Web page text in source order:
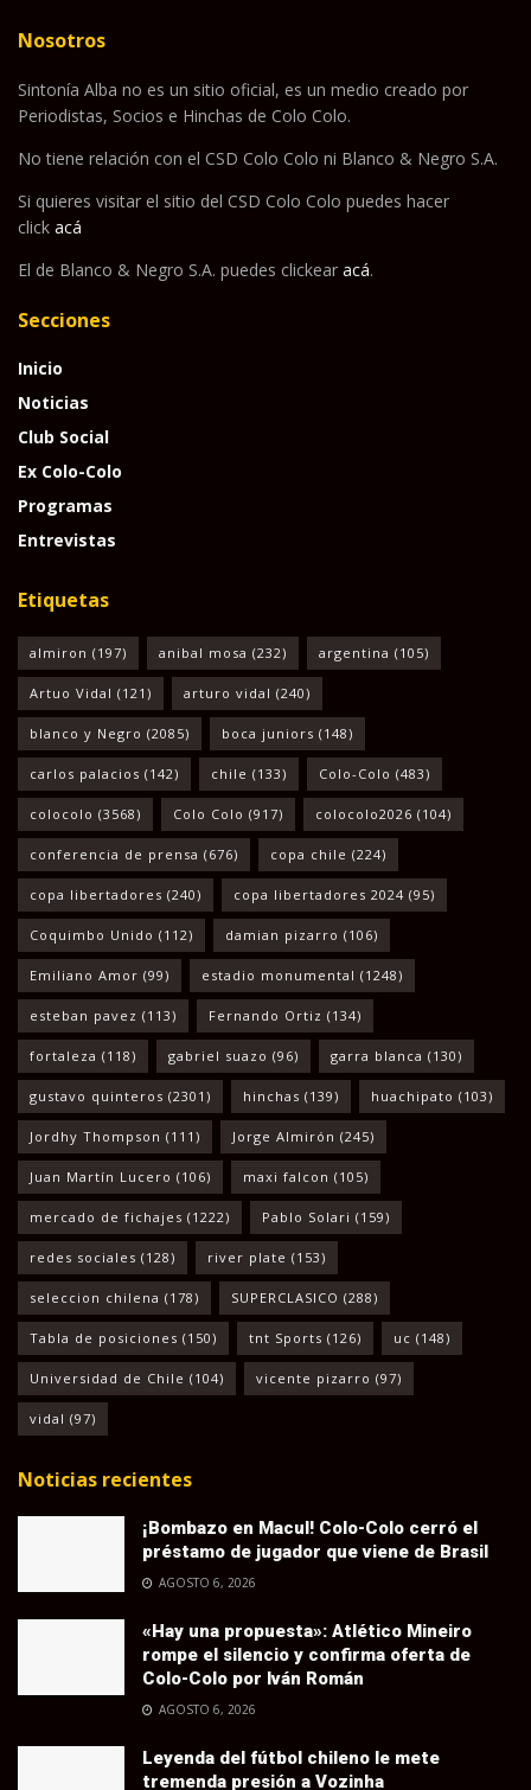
Nosotros
Sintonía Alba no es un sitio oficial, es un medio creado por
Periodistas, Socios e Hinchas de Colo Colo.
No tiene relación con el CSD Colo Colo ni Blanco & Negro S.A.
Si quieres visitar el sitio del CSD Colo Colo puedes hacer
click acá
El de Blanco & Negro S.A. puedes clickear acá.
Secciones
Inicio
Noticias
Club Social
Ex Colo-Colo
Programas
Entrevistas
Etiquetas
almiron (197) anibal mosa (232) argentina (105)
Artuo Vidal (121) arturo vidal (240)
blanco y Negro (2085) boca juniors (148)
carlos palacios (142) chile (133) Colo-Colo (483)
colocolo (3568) Colo Colo (917) colocolo2026 (104)
conferencia de prensa (676) copa chile (224)
copa libertadores (240) copa libertadores 2024 (95)
Coquimbo Unido (112) damian pizarro (106)
Emiliano Amor (99) estadio monumental (1248)
esteban pavez (113) Fernando Ortiz (134)
fortaleza (118) gabriel suazo (96) garra blanca (130)
gustavo quinteros (2301) hinchas (139) huachipato (103)
Jordhy Thompson (111) Jorge Almirón (245)
Juan Martín Lucero (106) maxi falcon (105)
mercado de fichajes (1222) Pablo Solari (159)
redes sociales (128) river plate (153)
seleccion chilena (178) SUPERCLASICO (288)
Tabla de posiciones (150) tnt Sports (126) uc (148)
Universidad de Chile (104) vicente pizarro (97)
vidal (97)
Noticias recientes
¡Bombazo en Macul! Colo-Colo cerró el
préstamo de jugador que viene de Brasil
AGOSTO 6, 2026
«Hay una propuesta»: Atlético Mineiro
rompe el silencio y confirma oferta de
Colo-Colo por Iván Román
AGOSTO 6, 2026
Leyenda del fútbol chileno le mete
tremenda presión a Vozinha